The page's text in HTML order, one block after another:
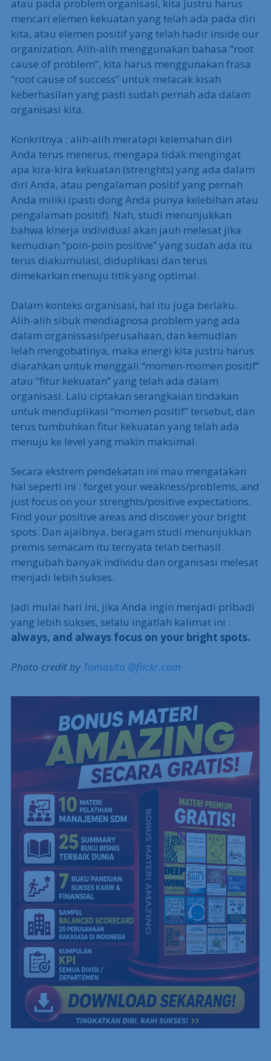
atau pada problem organisasi, kita justru harus
mencari elemen kekuatan yang telah ada pada diri
kita, atau elemen positif yang telah hadir inside our
organization. Alih-alih menggunakan bahasa “root
cause of problem”, kita harus menggunakan frasa
“root cause of success” untuk melacak kisah
keberhasilan yang pasti sudah pernah ada dalam
organisasi kita.
Konkritnya : alih-alih meratapi kelemahan diri
Anda terus menerus, mengapa tidak mengingat
apa kira-kira kekuatan (strenghts) yang ada dalam
diri Anda, atau pengalaman positif yang pernah
Anda miliki (pasti dong Anda punya kelebihan atau
pengalaman positif). Nah, studi menunjukkan
bahwa kinerja individual akan jauh melesat jika
kemudian “poin-poin positive” yang sudah ada itu
terus diakumulasi, diduplikasi dan terus
dimekarkan menuju titik yang optimal.
Dalam konteks organisasi, hal itu juga berlaku.
Alih-alih sibuk mendiagnosa problem yang ada
dalam organissasi/perusahaan, dan kemudian
lelah mengobatinya, maka energi kita justru harus
diarahkan untuk menggali “momen-momen positif”
atau “fitur kekuatan” yang telah ada dalam
organisasi. Lalu ciptakan serangkaian tindakan
untuk menduplikasi “momen positif” tersebut, dan
terus tumbuhkan fitur kekuatan yang telah ada
menuju ke level yang makin maksimal.
Secara ekstrem pendekatan ini mau mengatakan
hal seperti ini : forget your weakness/problems, and
just focus on your strenghts/positive expectations.
Find your positive areas and discover your bright
spots. Dan ajaibnya, beragam studi menunjukkan
premis semacam itu ternyata telah berhasil
mengubah banyak individu dan organisasi melesat
menjadi lebih sukses.
Jadi mulai hari ini, jika Anda ingin menjadi pribadi
yang lebih sukses, selalu ingatlah kalimat ini :
always, and always focus on your bright spots.
Photo credit by Tomasito @flickr.com